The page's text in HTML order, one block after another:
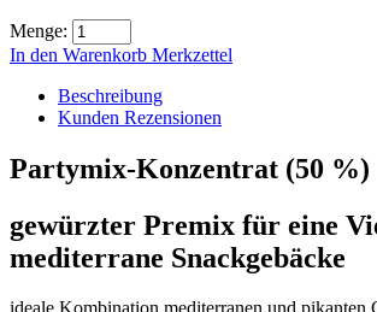
Menge:
In den Warenkorb Merkzettel
Beschreibung
Kunden Rezensionen
Partymix-Konzentrat (50 %)
gewürzter Premix für eine
mediterrane Snackgebäcke